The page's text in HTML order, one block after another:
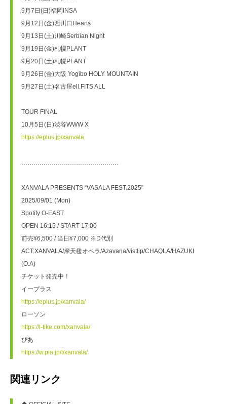
9月7日(日)福岡INSA
9月12日(金)西川口Hearts
9月13日(土)川崎Serbian Night
9月19日(金)札幌PLANT
9月20日(土)札幌PLANT
9月26日(金)大阪 Yogibo HOLY MOUNTAIN
9月27日(土)名古屋ell.FITS ALL
TOUR FINAL
10月5日(日)渋谷WWW X
https://eplus.jp/xanvala
XANVALA PRESENTS “VASALA FEST.2025”
2025/09/01 (Mon)
Spotify O-EAST
OPEN 16:15 / START 17:00
前売¥6,500 / 当日¥7,000 ※D代別
ACT:XANVALA/摩天楼オペラ/Azavana/vistlip/CHAQLA/HAZUKI
(O.A)
チケット発売中！
イープラス
https://eplus.jp/xanvala/
ローソン
https://l-tike.com/xanvala/
ぴあ
https://w.pia.jp/t/xanvala/
関連リンク